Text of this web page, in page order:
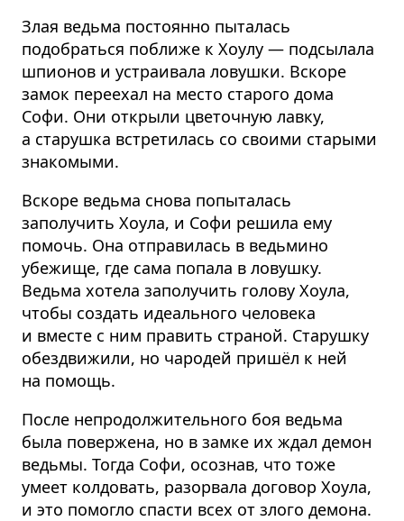
Злая ведьма постоянно пыталась
подобраться поближе к Хоулу — подсылала
шпионов и устраивала ловушки. Вскоре
замок переехал на место старого дома
Софи. Они открыли цветочную лавку,
а старушка встретилась со своими старыми
знакомыми.
Вскоре ведьма снова попыталась
заполучить Хоула, и Софи решила ему
помочь. Она отправилась в ведьмино
убежище, где сама попала в ловушку.
Ведьма хотела заполучить голову Хоула,
чтобы создать идеального человека
и вместе с ним править страной. Старушку
обездвижили, но чародей пришёл к ней
на помощь.
После непродолжительного боя ведьма
была повержена, но в замке их ждал демон
ведьмы. Тогда Софи, осознав, что тоже
умеет колдовать, разорвала договор Хоула,
и это помогло спасти всех от злого демона.